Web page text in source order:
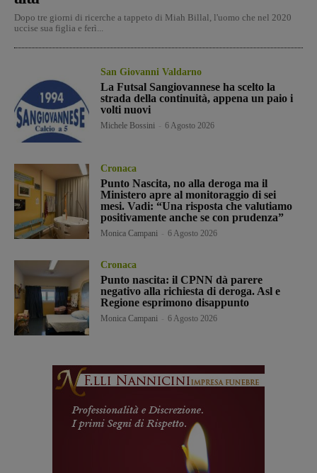
Dopo tre giorni di ricerche a tappeto di Miah Billal, l'uomo che nel 2020
uccise sua figlia e ferì...
San Giovanni Valdarno
La Futsal Sangiovannese ha scelto la
strada della continuità, appena un paio i
volti nuovi
Michele Bossini 6 Agosto 2026
Cronaca
Punto Nascita, no alla deroga ma il
Ministero apre al monitoraggio di sei
mesi. Vadi: “Una risposta che valutiamo
positivamente anche se con prudenza”
Monica Campani 6 Agosto 2026
Cronaca
Punto nascita: il CPNN dà parere
negativo alla richiesta di deroga. Asl e
Regione esprimono disappunto
Monica Campani 6 Agosto 2026